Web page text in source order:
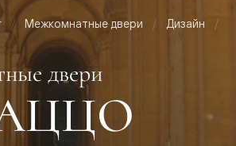
Межкомнатные двери Дизайн
двери